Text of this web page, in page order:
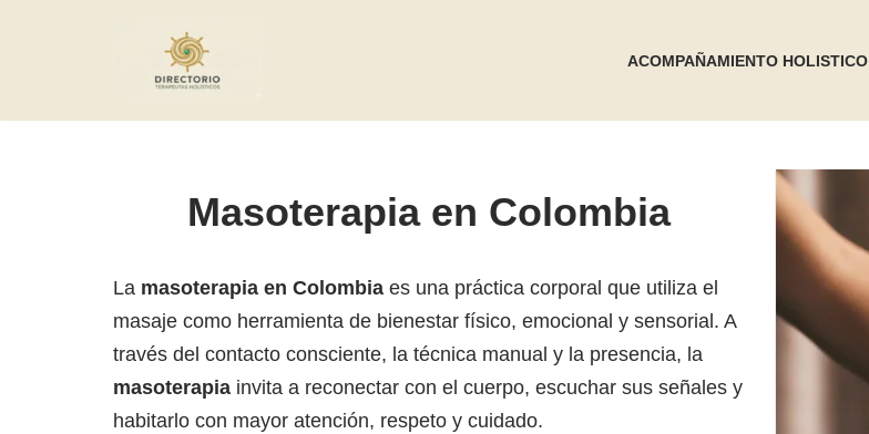
ACOMPAÑAMIENTO HOLISTICO
Masoterapia en Colombia
La masoterapia en Colombia es una práctica corporal que utiliza el
masaje como herramienta de bienestar físico, emocional y sensorial. A
través del contacto consciente, la técnica manual y la presencia, la
masoterapia invita a reconectar con el cuerpo, escuchar sus señales y
habitarlo con mayor atención, respeto y cuidado.